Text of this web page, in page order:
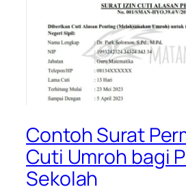
Contoh Surat
Cuti Umroh bagi
Sekolah